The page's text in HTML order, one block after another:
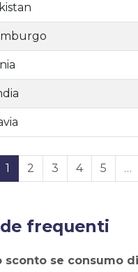
1 2 3 4 5 …
frequenti
sconto se consumo